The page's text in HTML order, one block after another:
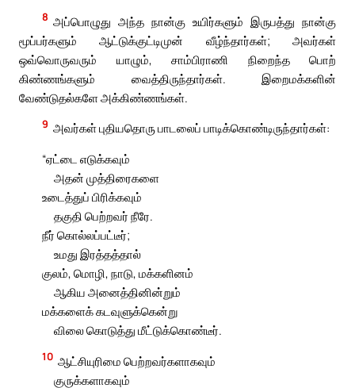
8 அப்பொழுது அந்த நான்கு உயிர்களும் இருபத்து நான்கு
மூப்பர்களும் ஆட்டுக்குட்டிமுன் வீழ்ந்தார்கள்; அவர்கள்
ஒவ்வொருவரும் யாழும், சாம்பிராணி நிறைந்த பொற்
கிண்ணங்களும் வைத்திருந்தார்கள். இறைமக்களின்
வேண்டுதல்களே அக்கிண்ணங்கள்.
9 அவர்கள் புதியதொரு பாடலைப் பாடிக்கொண்டிருந்தார்கள்:
“ஏட்டை எடுக்கவும்
அதன் முத்திரைகளை
உடைத்துப் பிரிக்கவும்
தகுதி பெற்றவர் நீரே.
நீர் கொல்லப்பட்டீர்;
உமது இரத்தத்தால்
குலம், மொழி, நாடு, மக்களினம்
ஆகிய அனைத்தினின்றும்
மக்களைக் கடவுளுக்கென்று
விலை கொடுத்து மீட்டுக்கொண்டீர்.
10 ஆட்சியுரிமை பெற்றவர்களாகவும்
குருக்களாகவும்